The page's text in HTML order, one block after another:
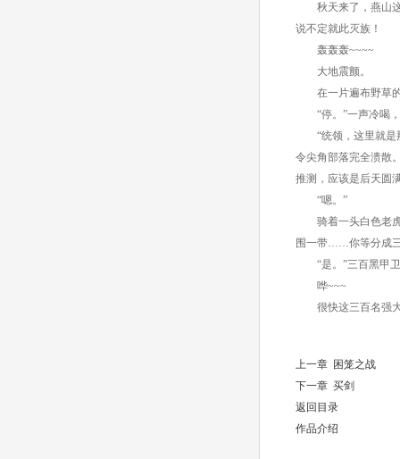
秋天来了，燕山这
说不定就此灭族！
轰轰轰~~~~
大地震颤。
在一片遍布野草的
“停。”一声冷喝，
“统领，这里就是那
令尖角部落完全溃散
推测，应该是后天圆
“嗯。”
骑着一头白色老虎
围一带……你等分成
“是。”三百黑甲卫
哗~~~
很快这三百名强大
上一章 困笼之战
下一章 买剑
返回目录
作品介绍